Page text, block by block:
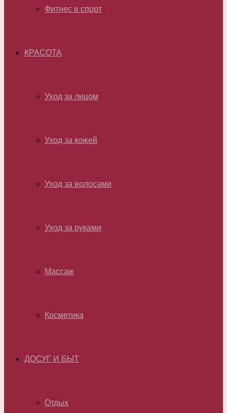
Фитнес и спорт
КРАСОТА
Уход за лицом
Уход за кожей
Уход за волосами
Уход за руками
Массаж
Косметика
ДОСУГ И БЫТ
Отдых